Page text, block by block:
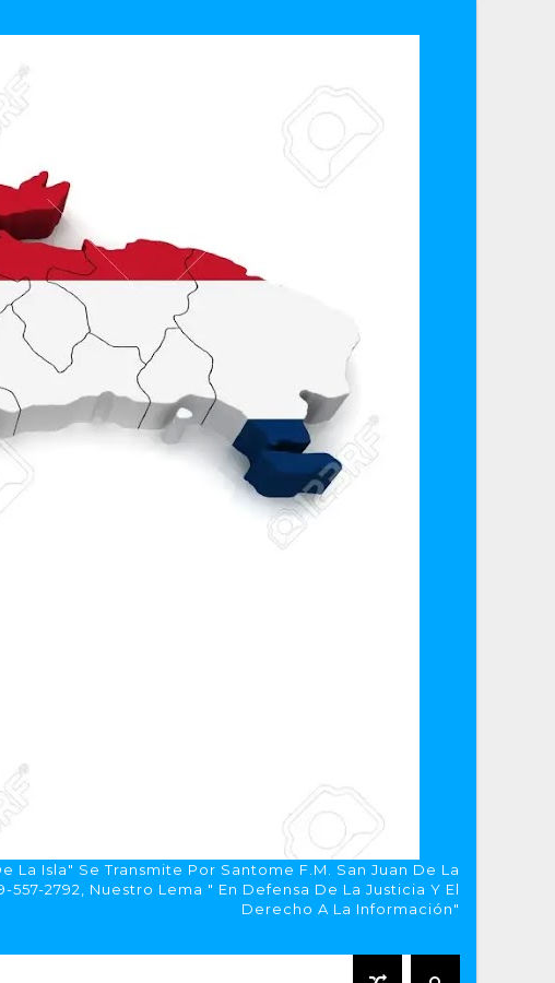
Isla" Se Transmite Por Santome F.M. San Juan De La
2792, Nuestro Lema " En Defensa De La Justicia Y El
Derecho A La Información"